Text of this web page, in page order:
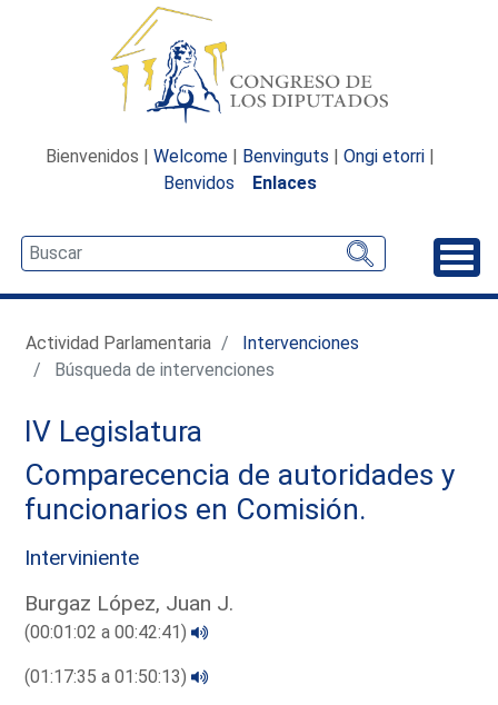
Bienvenidos | Welcome | Benvinguts | Ongi etorri |
Benvidos
Enlaces
Actividad Parlamentaria
Intervenciones
Búsqueda de intervenciones
IV Legislatura
Comparecencia de autoridades y
funcionarios en Comisión.
Interviniente
Burgaz López, Juan J.
(00:01:02 a 00:42:41)
(01:17:35 a 01:50:13)